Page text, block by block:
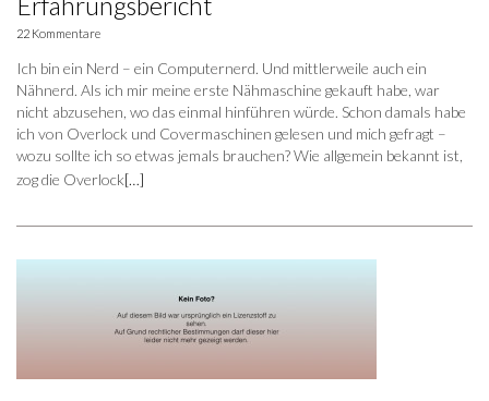
22 Kommentare
Ich bin ein Nerd – ein Computernerd. Und mittlerweile auch ein
Nähnerd. Als ich mir meine erste Nähmaschine gekauft habe, war
nicht abzusehen, wo das einmal hinführen würde. Schon damals habe
ich von Overlock und Covermaschinen gelesen und mich gefragt –
wozu sollte ich so etwas jemals brauchen? Wie allgemein bekannt ist,
zog die Overlock[…]